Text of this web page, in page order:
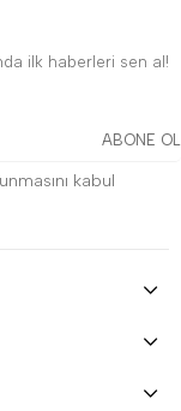
ilk haberleri sen al!
ABONE OL
kabul